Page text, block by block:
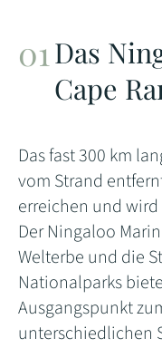
Das
Cape
Das fast 300 km
vom Strand
erreichen und wird
Der Ningaloo
Welterbe und die
Nationalparks
Ausgangspunkt
unterschiedlichen